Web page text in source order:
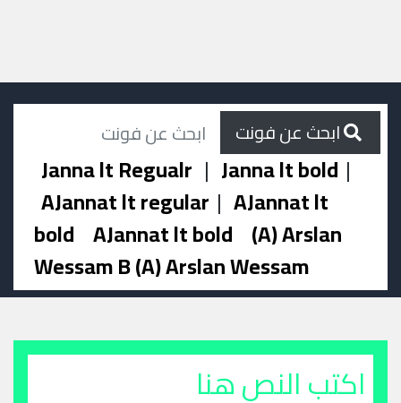
Janna lt Regualr | Janna lt bold |
AJannat lt regular | AJannat lt
bold AJannat lt bold (A) Arslan
Wessam B (A) Arslan Wessam